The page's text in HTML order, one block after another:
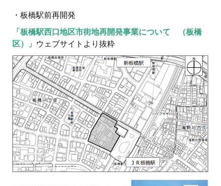
・板橋駅前再開発
「板橋駅西口地区市街地再開発事業について （板橋
区）」 ウェブサイトより抜粋